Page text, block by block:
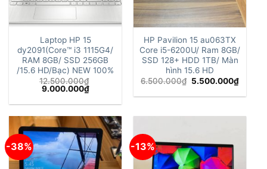
Laptop HP 15
dy2091(Core™ i3 1115G4/
RAM 8GB/ SSD 256GB
/15.6 HD/Bạc) NEW 100%
12.500.000₫
Giá
là:
9.000.000₫Giá
hiện
tại
9.000.000₫.
HP Pavilion 15 au063TX
Core i5-6200U/ Ram 8GB/
SSD 128+ HDD 1TB/ Màn
hình 15.6 HD
6.500.000₫ Giá
là:
5.500.000₫Giá
tại
-38% -13%